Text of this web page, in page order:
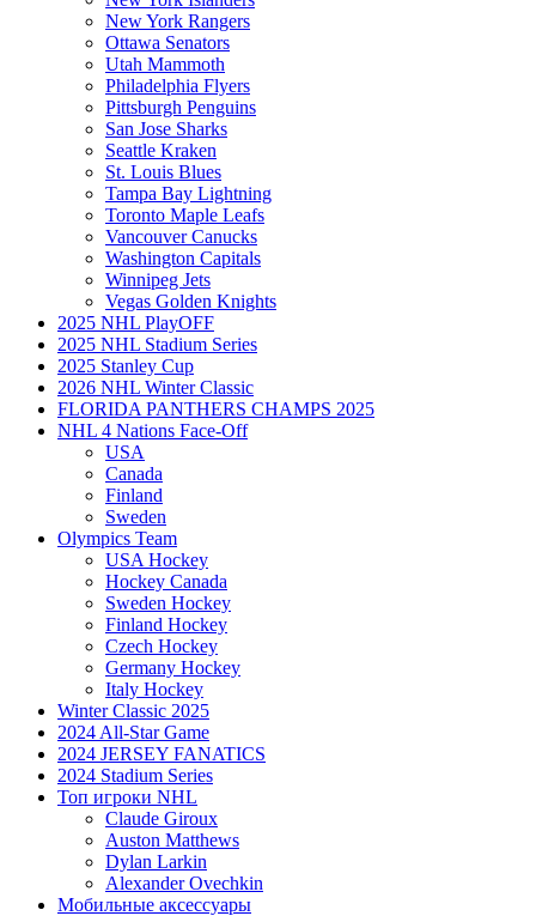
New York Rangers
Ottawa Senators
Utah Mammoth
Philadelphia Flyers
Pittsburgh Penguins
San Jose Sharks
Seattle Kraken
St. Louis Blues
Tampa Bay Lightning
Toronto Maple Leafs
Vancouver Canucks
Washington Capitals
Winnipeg Jets
Vegas Golden Knights
2025 NHL PlayOFF
2025 NHL Stadium Series
2025 Stanley Cup
2026 NHL Winter Classic
FLORIDA PANTHERS CHAMPS 2025
NHL 4 Nations Face-Off
USA
Canada
Finland
Sweden
Olympics Team
USA Hockey
Hockey Canada
Sweden Hockey
Finland Hockey
Czech Hockey
Germany Hockey
Italy Hockey
Winter Classic 2025
2024 All-Star Game
2024 JERSEY FANATICS
2024 Stadium Series
Топ игроки NHL
Claude Giroux
Auston Matthews
Dylan Larkin
Alexander Ovechkin
Мобильные аксессуары